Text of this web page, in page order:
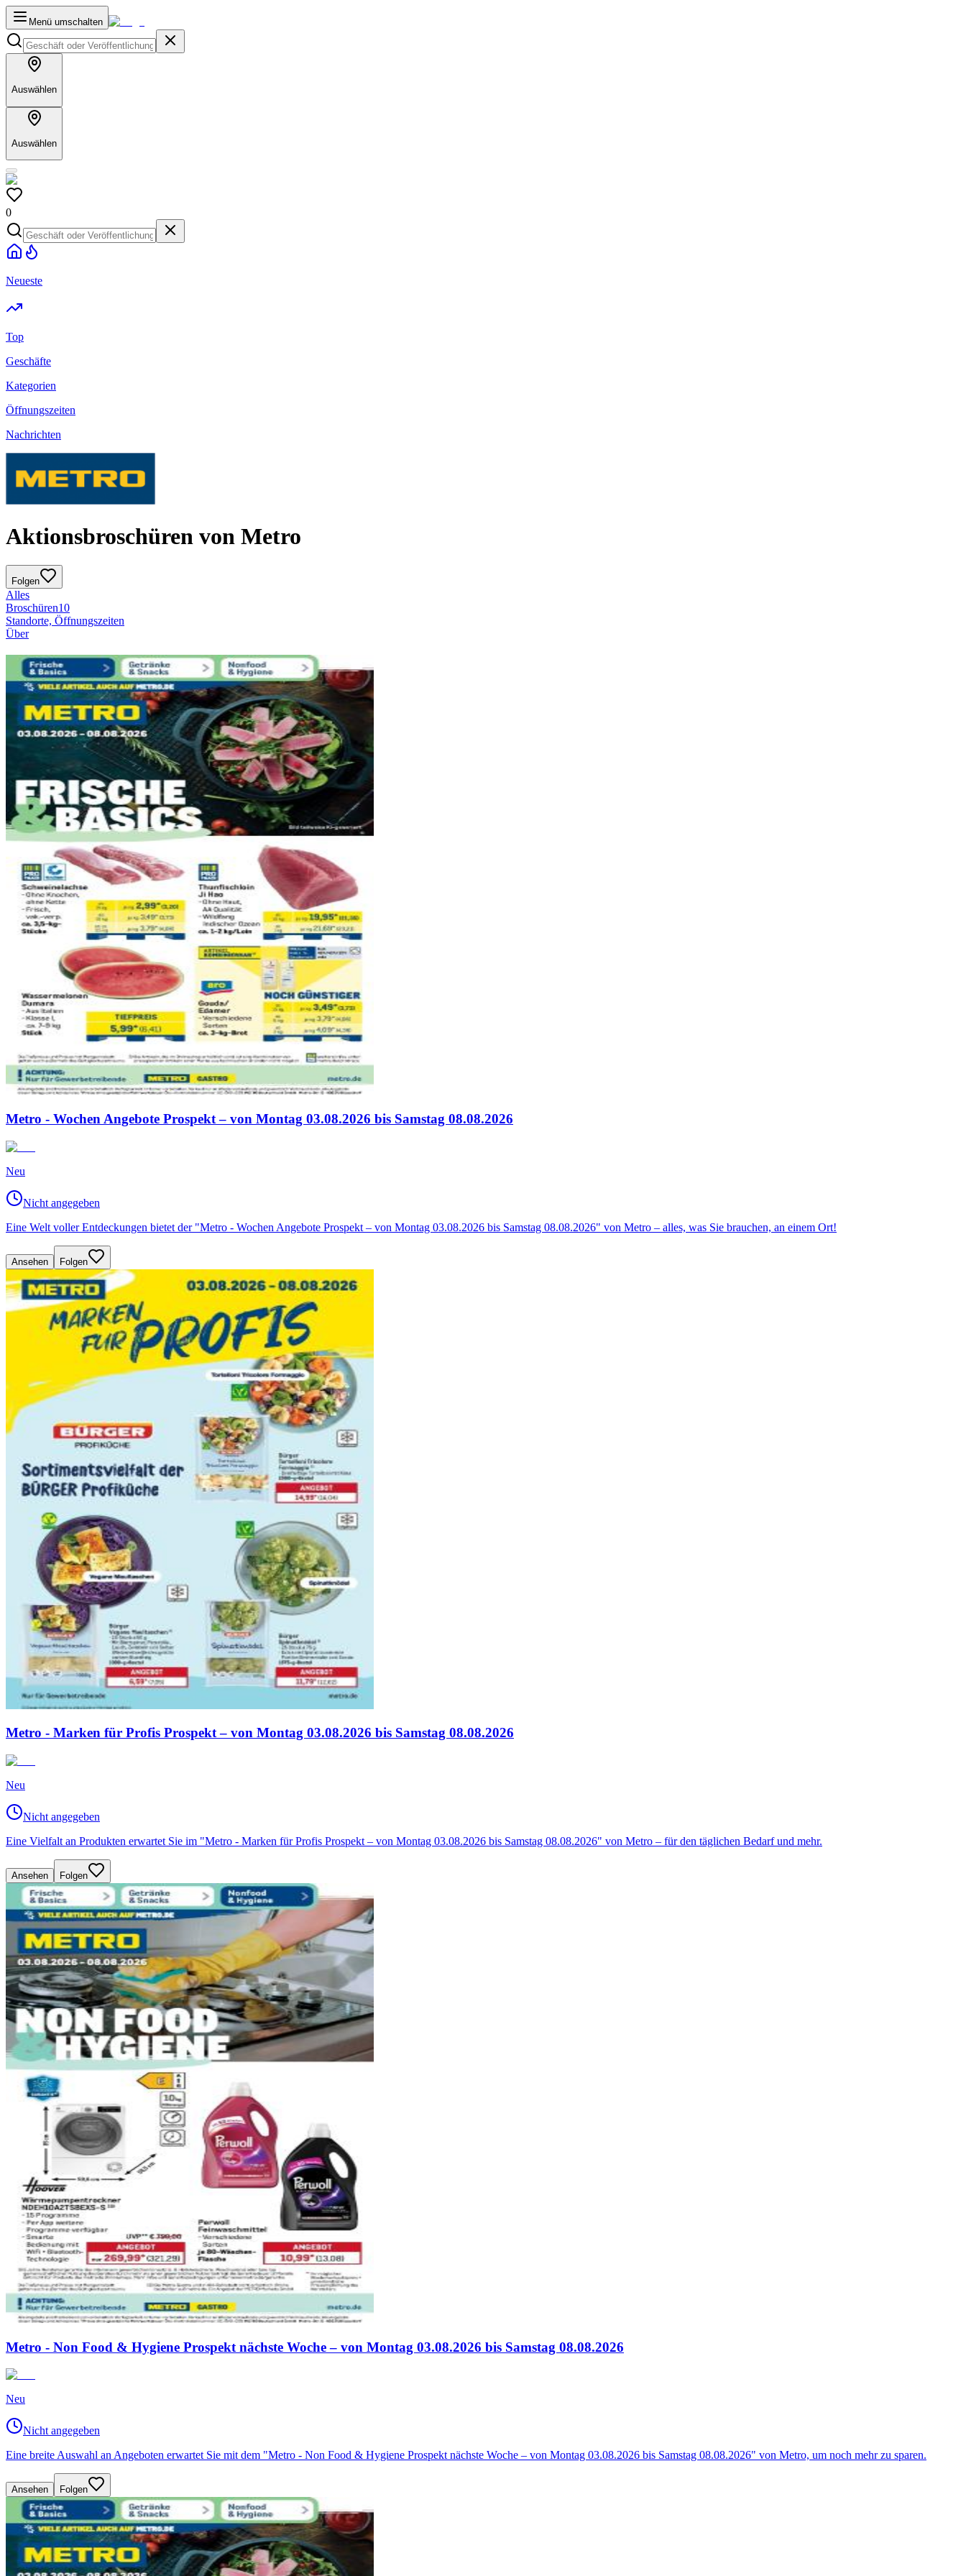
Menü umschalten
Auswählen
Auswählen
0
Neueste
Top
Geschäfte
Kategorien
Öffnungszeiten
Nachrichten
Aktionsbroschüren von Metro
Folgen
Alles
Broschüren10
Standorte, Öffnungszeiten
Über
Metro - Wochen Angebote Prospekt – von Montag 03.08.2026 bis Samstag 08.08.2026
Neu
Nicht angegeben
Eine Welt voller Entdeckungen bietet der "Metro - Wochen Angebote Prospekt – von Montag 03.08.2026 bis Samstag 08.08.2026" von Metro – alles, was Sie brauchen, an einem Ort!
Ansehen Folgen
Metro - Marken für Profis Prospekt – von Montag 03.08.2026 bis Samstag 08.08.2026
Neu
Nicht angegeben
Eine Vielfalt an Produkten erwartet Sie im "Metro - Marken für Profis Prospekt – von Montag 03.08.2026 bis Samstag 08.08.2026" von Metro – für den täglichen Bedarf und mehr.
Ansehen Folgen
Metro - Non Food & Hygiene Prospekt nächste Woche – von Montag 03.08.2026 bis Samstag 08.08.2026
Neu
Nicht angegeben
Eine breite Auswahl an Angeboten erwartet Sie mit dem "Metro - Non Food & Hygiene Prospekt nächste Woche – von Montag 03.08.2026 bis Samstag 08.08.2026" von Metro, um noch mehr zu sparen.
Ansehen Folgen